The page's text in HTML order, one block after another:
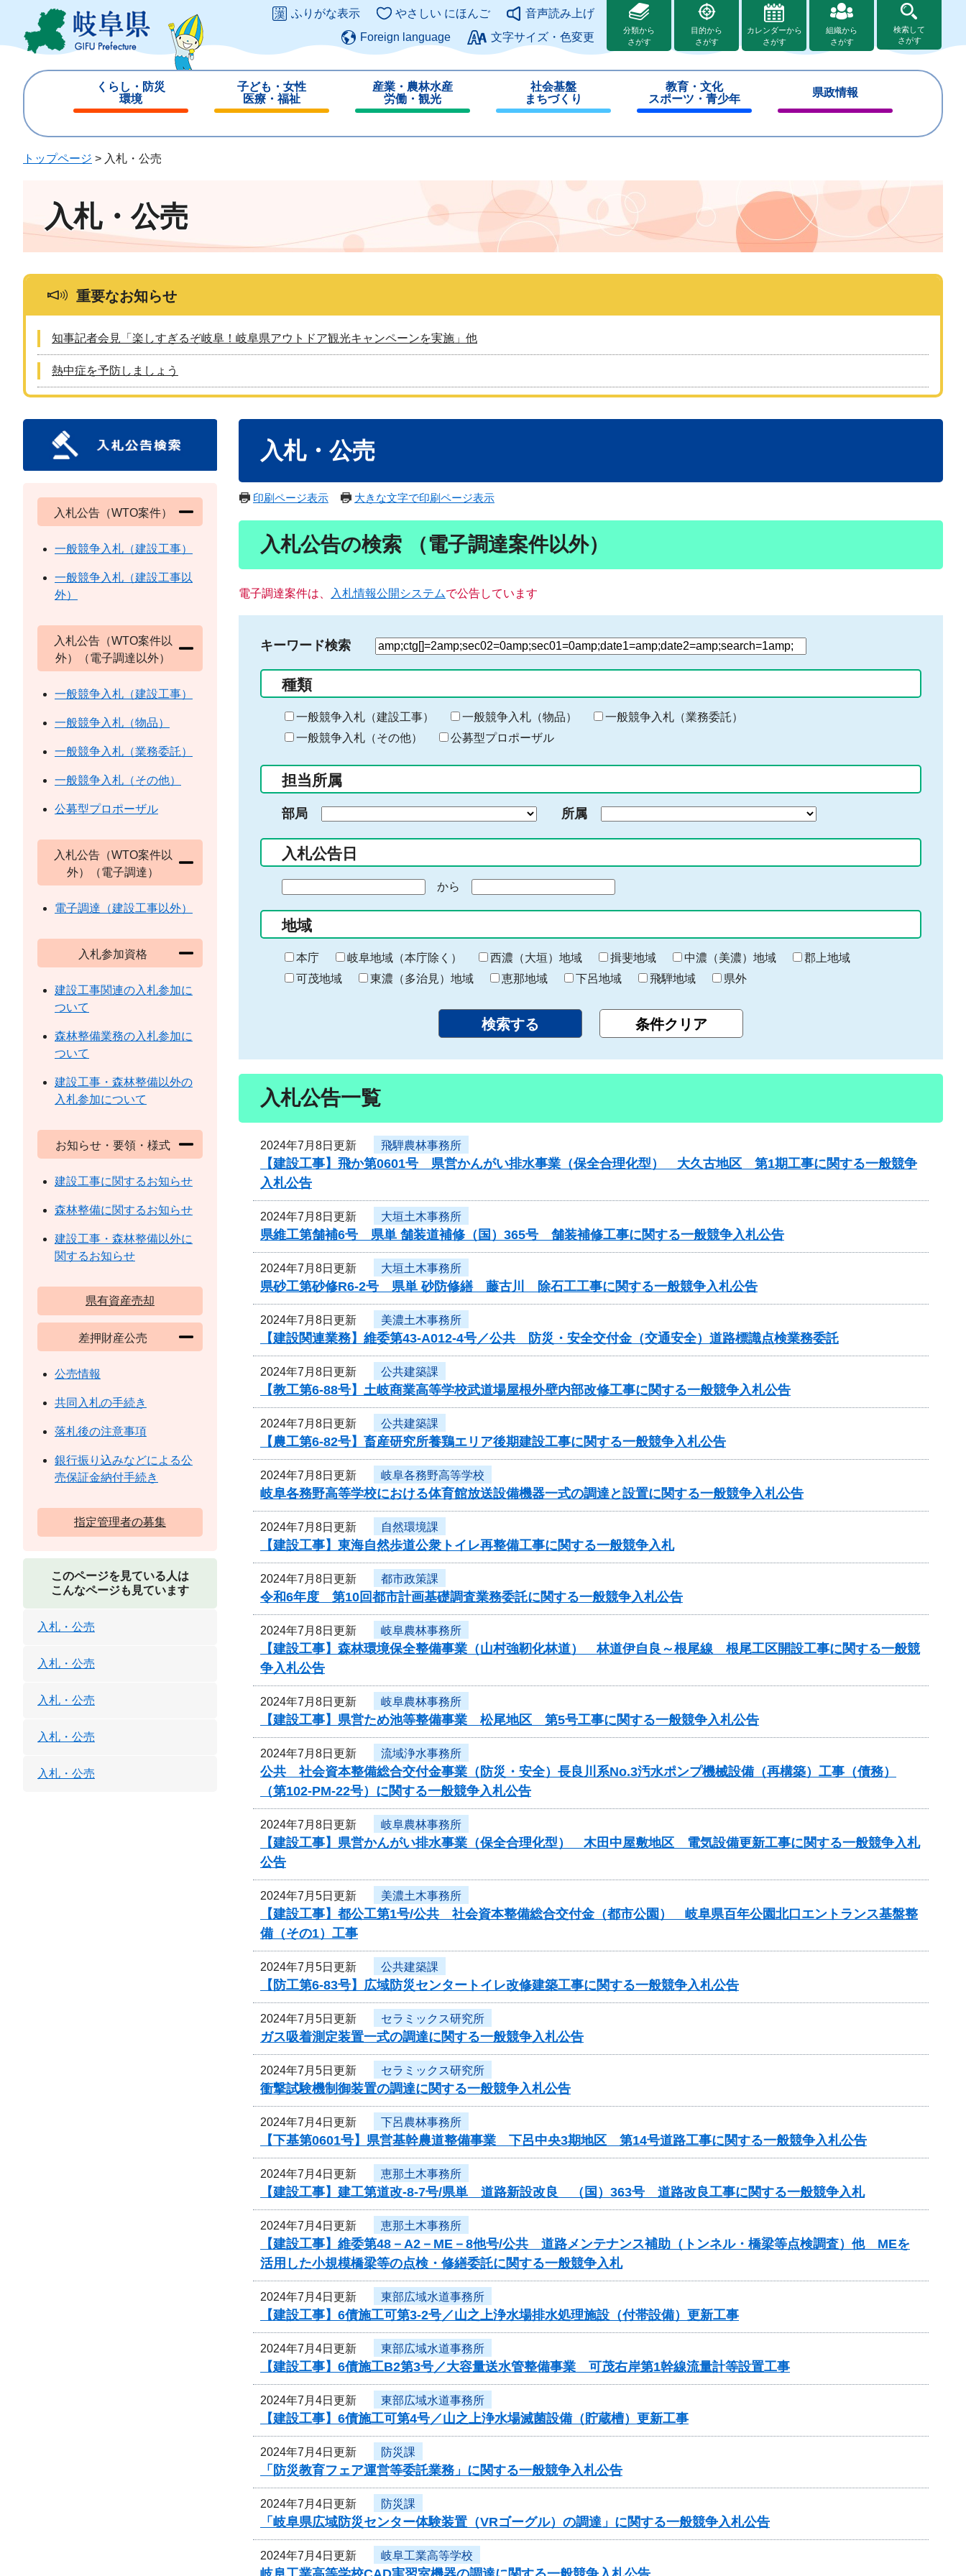
ジ
ュ
このページの本文へ
ふりがな表示 やさしい にほんご
音声読み上げ
Foreign language
文字サイズ・色変更
分類から
さがす
目的から
さがす
カレンダーから
さがす
組織から
さがす
検索して
さがす
くらし・防災
環境
じ
子ども・女性
医療・福祉
じ
産業・農林水産
労働・観光
じ
社会基盤
まちづくり
じ
教育・文化
スポーツ・青少年
じ
県政情報
じ
トップページ > 入札・公売
入札・公売
重要なお知らせ
知事記者会見「楽しすぎるぞ岐阜！岐阜県アウトドア観光キャンペーンを実施」他
熱中症を予防しましょう
入札・公売
印刷ページ表示 大きな文字で印刷ページ表示
入札公告の検索 （電子調達案件以外）
電子調達案件は、 入札情報公開システムで公告しています
キーワード検索
検
る
キ
ー
ー
入
力
種類
一般競争入札（建設工事） 一般競争入札（物品）
一般競争入札（業務委託）
一般競争入札（その他）
公募型プロポーザル
担当所属
部局 所属
入札公告日
の
始
ま
り
から
終
わ
り
地域
本庁 岐阜地域（本庁除く） 西濃（大垣）地域 揖斐地域 中濃（美濃）地域
郡上地域
可茂地域
東濃（多治見）地域 恵那地域 下呂地域 飛騨地域 県外
入札公告一覧
2024年7月8日更新 飛騨農林事務所
【建設工事】飛か第0601号 県営かんがい排水事業（保全合理化型） 大久古地区 第1期工事に関する一般競争
入札公告
2024年7月8日更新 大垣土木事務所
県維工第舗補6号 県単 舗装道補修（国）365号 舗装補修工事に関する一般競争入札公告
2024年7月8日更新 大垣土木事務所
県砂工第砂修R6-2号 県単 砂防修繕 藤古川 除石工工事に関する一般競争入札公告
2024年7月8日更新 美濃土木事務所
【建設関連業務】維委第43-A012-4号／公共 防災・安全交付金（交通安全）道路標識点検業務委託
2024年7月8日更新 公共建築課
【教工第6-88号】土岐商業高等学校武道場屋根外壁内部改修工事に関する一般競争入札公告
2024年7月8日更新 公共建築課
【農工第6-82号】畜産研究所養鶏エリア後期建設工事に関する一般競争入札公告
2024年7月8日更新 岐阜各務野高等学校
岐阜各務野高等学校における体育館放送設備機器一式の調達と設置に関する一般競争入札公告
2024年7月8日更新 自然環境課
【建設工事】東海自然歩道公衆トイレ再整備工事に関する一般競争入札
2024年7月8日更新 都市政策課
令和6年度 第10回都市計画基礎調査業務委託に関する一般競争入札公告
2024年7月8日更新 岐阜農林事務所
【建設工事】森林環境保全整備事業（山村強靭化林道） 林道伊自良～根尾線 根尾工区開設工事に関する一般競
争入札公告
2024年7月8日更新 岐阜農林事務所
【建設工事】県営ため池等整備事業 松尾地区 第5号工事に関する一般競争入札公告
2024年7月8日更新 流域浄水事務所
公共 社会資本整備総合交付金事業（防災・安全）長良川系No.3汚水ポンプ機械設備（再構築）工事（債務）
（第102-PM-22号）に関する一般競争入札公告
2024年7月8日更新 岐阜農林事務所
【建設工事】県営かんがい排水事業（保全合理化型） 木田中屋敷地区 電気設備更新工事に関する一般競争入札
公告
2024年7月5日更新 美濃土木事務所
【建設工事】都公工第1号/公共 社会資本整備総合交付金（都市公園） 岐阜県百年公園北口エントランス基盤整
備（その1）工事
2024年7月5日更新 公共建築課
【防工第6-83号】広域防災センタートイレ改修建築工事に関する一般競争入札公告
2024年7月5日更新 セラミックス研究所
ガス吸着測定装置一式の調達に関する一般競争入札公告
2024年7月5日更新 セラミックス研究所
衝撃試験機制御装置の調達に関する一般競争入札公告
2024年7月4日更新 下呂農林事務所
【下基第0601号】県営基幹農道整備事業 下呂中央3期地区 第14号道路工事に関する一般競争入札公告
2024年7月4日更新 恵那土木事務所
【建設工事】建工第道改-8-7号/県単 道路新設改良 （国）363号 道路改良工事に関する一般競争入札
2024年7月4日更新 恵那土木事務所
【建設工事】維委第48－A2－ME－8他号/公共 道路メンテナンス補助（トンネル・橋梁等点検調査）他 MEを
活用した小規模橋梁等の点検・修繕委託に関する一般競争入札
2024年7月4日更新 東部広域水道事務所
【建設工事】6債施工可第3-2号／山之上浄水場排水処理施設（付帯設備）更新工事
2024年7月4日更新 東部広域水道事務所
【建設工事】6債施工B2第3号／大容量送水管整備事業 可茂右岸第1幹線流量計等設置工事
2024年7月4日更新 東部広域水道事務所
【建設工事】6債施工可第4号／山之上浄水場滅菌設備（貯蔵槽）更新工事
2024年7月4日更新 防災課
「防災教育フェア運営等委託業務」に関する一般競争入札公告
2024年7月4日更新 防災課
「岐阜県広域防災センター体験装置（VRゴーグル）の調達」に関する一般競争入札公告
2024年7月4日更新 岐阜工業高等学校
入札公告（WTO案件）
一般競争入札（建設工事）
一般競争入札（建設工事以
外）
入札公告（WTO案件以
外）（電子調達以外）
一般競争入札（建設工事）
一般競争入札（物品）
一般競争入札（業務委託）
一般競争入札（その他）
公募型プロポーザル
入札公告（WTO案件以
外）（電子調達）
電子調達（建設工事以外）
入札参加資格
建設工事関連の入札参加に
ついて
森林整備業務の入札参加に
ついて
建設工事・森林整備以外の
入札参加について
お知らせ・要領・様式
建設工事に関するお知らせ
森林整備に関するお知らせ
建設工事・森林整備以外に
関するお知らせ
県有資産売却
差押財産公売
公売情報
共同入札の手続き
落札後の注意事項
銀行振り込みなどによる公
売保証金納付手続き
指定管理者の募集
このページを見ている人は
こんなページも見ています
入札・公売
入札・公売
入札・公売
入札・公売
入札・公売